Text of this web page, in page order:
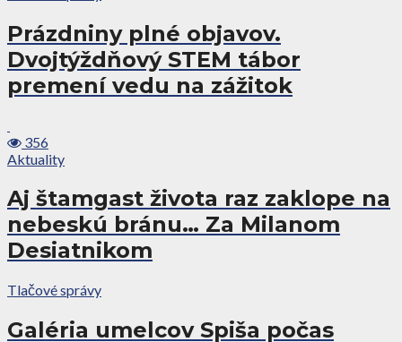
Prázdniny plné objavov.
Dvojtýždňový STEM tábor
premení vedu na zážitok
356
Aktuality
Aj štamgast života raz zaklope na
nebeskú bránu… Za Milanom
Desiatnikom
Tlačové správy
Galéria umelcov Spiša počas